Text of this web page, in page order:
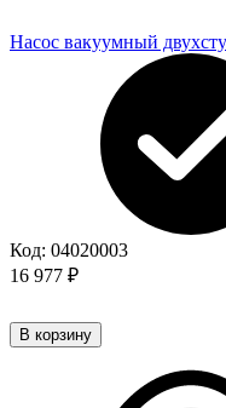
Насос вакуумный
Код: 04020003
16 977 ₽
В корзину